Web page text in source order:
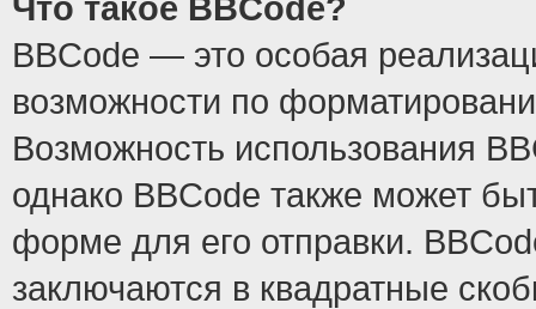
BBCode — это особая
возможности по
Возможность использования
однако BBCode также может
форме для его отправки.
заключаются в квадратные